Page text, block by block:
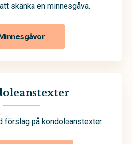
skänka en minnesgåva.
förslag på kondoleanstexter